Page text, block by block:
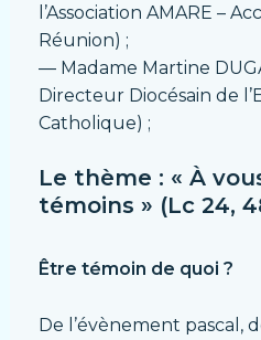
l’Association AMARE –
Réunion) ;
― Madame Martine
Directeur Diocésain de
Catholique) ;
Le thème : « À
témoins » (Lc 24,
Être témoin de quoi ?
De l’évènement pascal,